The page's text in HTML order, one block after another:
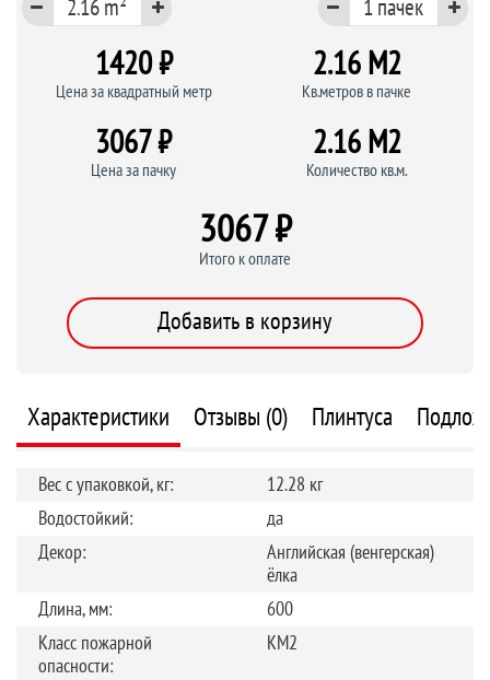
1420 ₽
Цена за квадратный метр
2.16 M2
Кв.метров в пачке
3067 ₽
Цена за пачку
2.16 M2
Количество кв.м.
3067 ₽
Итого к оплате
Добавить в корзину
Характеристики Отзывы (0) Плинтуса
Вес с упаковкой, кг:
12.28 кг
Водостойкий:
да
Декор:
Английская (венгерская)
ёлка
Длина, мм:
600
Класс пожарной
опасности:
КМ2